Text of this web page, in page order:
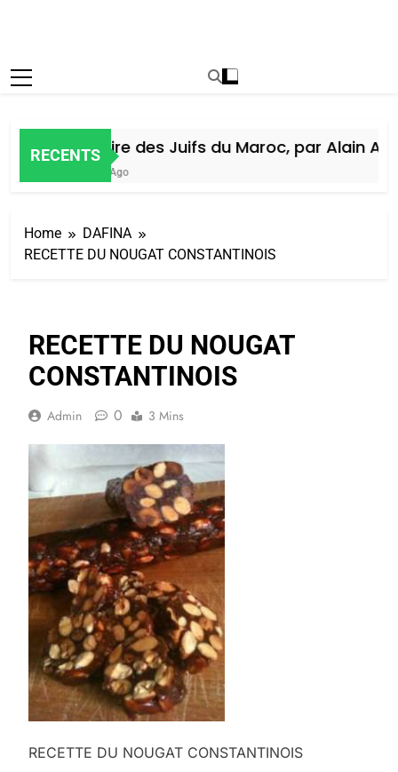
RECENTS
Histoire des Juifs du Maroc, par Alain
6 Jours Ago
Home
DAFINA
RECETTE DU NOUGAT CONSTANTINOIS
RECETTE DU NOUGAT
CONSTANTINOIS
Admin 0 3 Mins
RECETTE DU NOUGAT CONSTANTINOIS